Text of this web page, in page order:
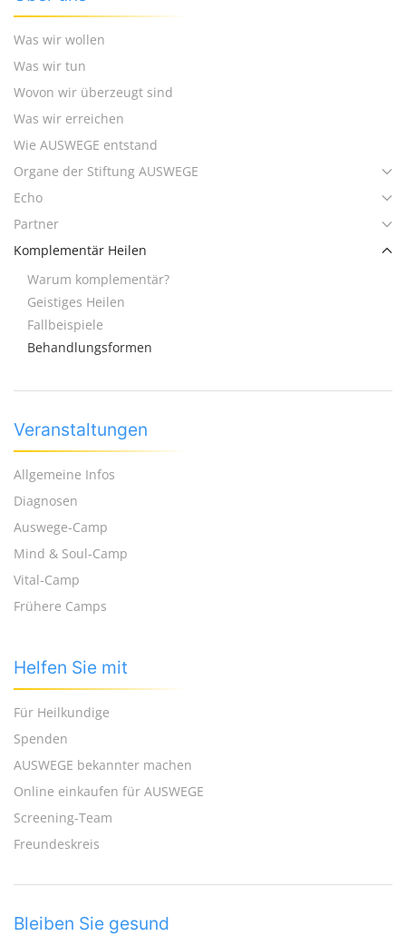
Was wir wollen
Was wir tun
Wovon wir überzeugt sind
Was wir erreichen
Wie AUSWEGE entstand
Organe der Stiftung AUSWEGE
Echo
Partner
Komplementär Heilen
Warum komplementär?
Geistiges Heilen
Fallbeispiele
Behandlungsformen
Veranstaltungen
Allgemeine Infos
Diagnosen
Auswege-Camp
Mind & Soul-Camp
Vital-Camp
Frühere Camps
Helfen Sie mit
Für Heilkundige
Spenden
AUSWEGE bekannter machen
Online einkaufen für AUSWEGE
Screening-Team
Freundeskreis
Bleiben Sie gesund